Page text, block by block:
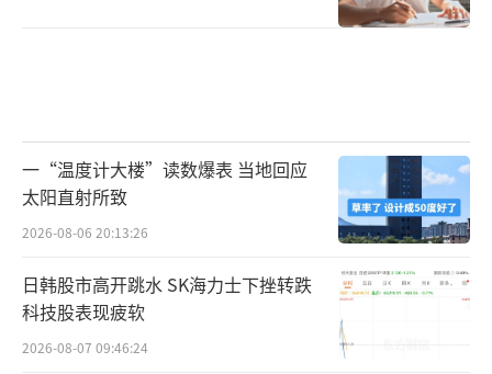
一“温度计大楼”读数爆表 当地回应
太阳直射所致
2026-08-06 20:13:26
日韩股市高开跳水 SK海力士下挫转跌
科技股表现疲软
2026-08-07 09:46:24